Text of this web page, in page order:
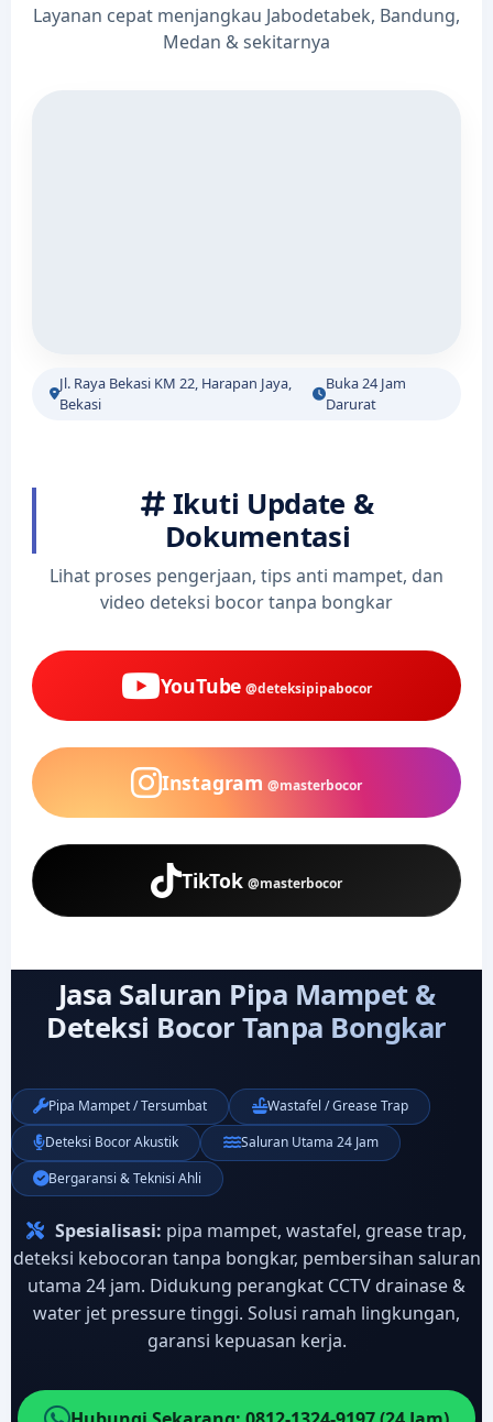
Layanan cepat menjangkau Jabodetabek, Bandung,
Medan & sekitarnya
Jl. Raya Bekasi KM 22, Harapan Jaya,
Bekasi
Buka 24 Jam
Darurat
Ikuti Update &
Dokumentasi
Lihat proses pengerjaan, tips anti mampet, dan
video deteksi bocor tanpa bongkar
YouTube @deteksipipabocor
Instagram @masterbocor
TikTok @masterbocor
Jasa Saluran Pipa Mampet &
Deteksi Bocor Tanpa Bongkar
Pipa Mampet / Tersumbat
Wastafel / Grease Trap
Deteksi Bocor Akustik
Saluran Utama 24 Jam
Bergaransi & Teknisi Ahli
Spesialisasi: pipa mampet, wastafel, grease trap,
deteksi kebocoran tanpa bongkar, pembersihan saluran
utama 24 jam. Didukung perangkat CCTV drainase &
water jet pressure tinggi. Solusi ramah lingkungan,
garansi kepuasan kerja.